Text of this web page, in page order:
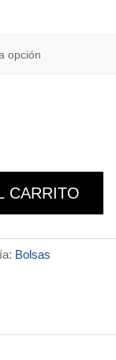
CARRITO
Bolsas